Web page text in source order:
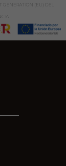
GENERATION (EU) DEL